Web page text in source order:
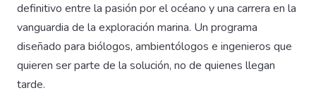
definitivo entre la pasión por el océano y una carrera en la
vanguardia de la exploración marina. Un programa
diseñado para biólogos, ambientólogos e ingenieros que
quieren ser parte de la solución, no de quienes llegan
tarde.